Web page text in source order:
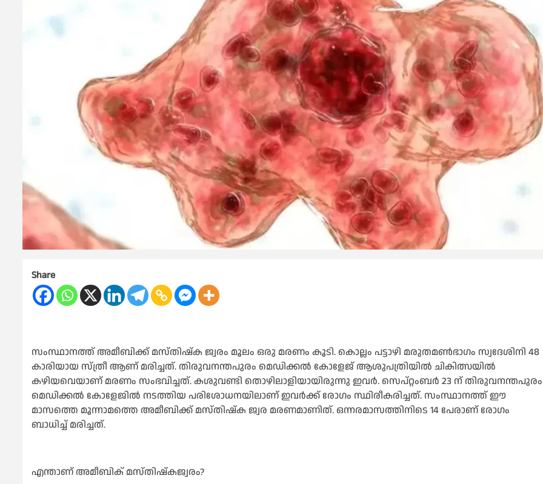
Share
സംസ്ഥാനത്ത് അമീബിക്ക് മസ്തിഷ്ക ജ്വരം മൂലം ഒരു മരണം കൂടി. കൊല്ലം പട്ടാഴി മരുതമണ്‍ഭാഗം സ്വദേശിനി 48
കാരിയായ സ്ത്രീ ആണ് മരിച്ചത്. തിരുവനന്തപുരം മെഡിക്കല്‍ കോളേജ് ആശുപത്രിയില്‍ ചികിത്സയില്‍
കഴിയവെയാണ് മരണം സംഭവിച്ചത്. കശുവണ്ടി തൊഴിലാളിയായിരുന്നു ഇവർ. സെപ്റ്റംബർ 23 ന് തിരുവനന്തപുരം
മെഡിക്കല്‍ കോളേജില്‍ നടത്തിയ പരിശോധനയിലാണ് ഇവർക്ക് രോഗം സ്ഥിരീകരിച്ചത്. സംസ്ഥാനത്ത് ഈ
മാസത്തെ മൂന്നാമത്തെ അമീബിക്ക് മസ്തിഷ്ക ജ്വര മരണമാണിത്. ഒന്നരമാസത്തിനിടെ 14 പേരാണ് രോഗം
ബാധിച്ച് മരിച്ചത്.
എന്താണ് അമീബിക് മസ്തിഷ്കജ്വരം?